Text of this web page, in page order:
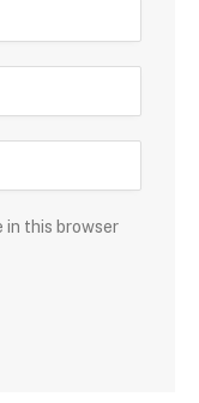
in this browser